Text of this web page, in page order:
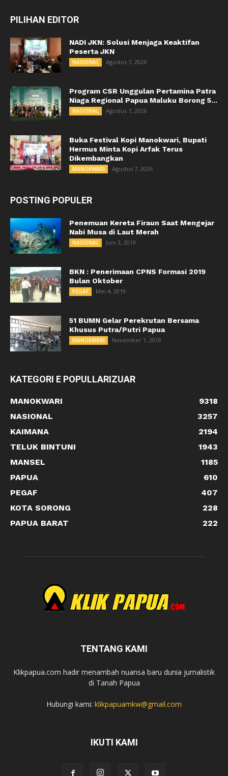
PILIHAN EDITOR
NADI JKN: Solusi Menjaga Keaktifan
Peserta JKN
NASIONAL Agustus 7, 2026
Program CSR Unggulan Pertamina Patra
Niaga Regional Papua Maluku Borong 5...
NASIONAL Agustus 7, 2026
Buka Festival Kopi Manokwari, Bupati
Hermus Minta Kopi Arfak Terus
Dikembangkan
MANOKWARI Agustus 7, 2026
POSTING POPULER
Penemuan Kereta Firaun Saat Mengejar
Nabi Musa di Laut Merah
NASIONAL Juni 3, 2019
BKN : Penerimaan CPNS Formasi 2019
Bulan Oktober
PEGAF Mei 4, 2019
51 BUMN Gelar Perekrutan Bersama
Khusus Putra/Putri Papua
MANOKWARI November 1, 2019
KATEGORI E POPULLARIZUAR
MANOKWARI
9318
NASIONAL
3257
KAIMANA
2194
TELUK BINTUNI
1943
MANSEL
1185
PAPUA
610
PEGAF
407
KOTA SORONG
228
PAPUA BARAT
222
TENTANG KAMI
Klikpapua.com hadir menambah nuansa baru dunia jurnalistik
di Tanah Papua
Hubungi kami: klikpapuamkw@gmail.com
IKUTI KAMI